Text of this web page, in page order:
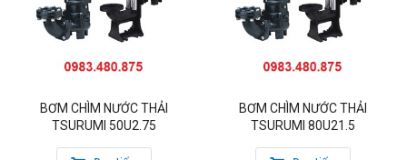
BƠM CHÌM NƯỚC THẢI
TSURUMI 50U2.75
BƠM CHÌM NƯỚC THẢI
TSURUMI 80U21.5